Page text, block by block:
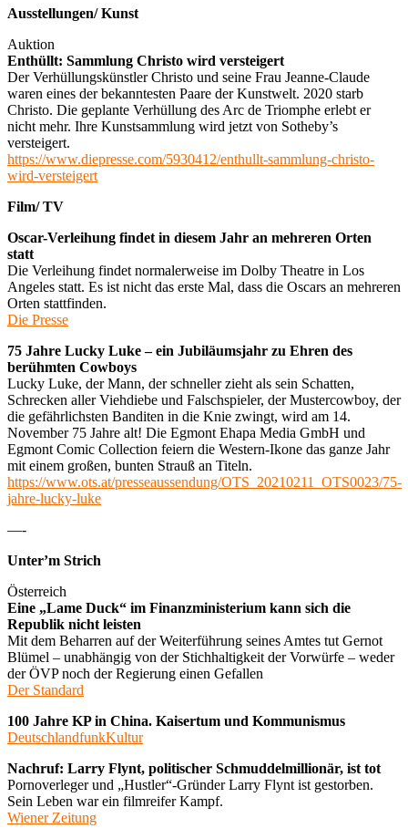
Ausstellungen/ Kunst
Auktion
Enthüllt: Sammlung Christo wird versteigert
Der Verhüllungskünstler Christo und seine Frau Jeanne-Claude
waren eines der bekanntesten Paare der Kunstwelt. 2020 starb
Christo. Die geplante Verhüllung des Arc de Triomphe erlebt er
nicht mehr. Ihre Kunstsammlung wird jetzt von Sotheby’s
versteigert.
https://www.diepresse.com/5930412/enthullt-sammlung-christo-
wird-versteigert
Film/ TV
Oscar-Verleihung findet in diesem Jahr an mehreren Orten
statt
Die Verleihung findet normalerweise im Dolby Theatre in Los
Angeles statt. Es ist nicht das erste Mal, dass die Oscars an mehreren
Orten stattfinden.
Die Presse
75 Jahre Lucky Luke – ein Jubiläumsjahr zu Ehren des
berühmten Cowboys
Lucky Luke, der Mann, der schneller zieht als sein Schatten,
Schrecken aller Viehdiebe und Falschspieler, der Mustercowboy, der
die gefährlichsten Banditen in die Knie zwingt, wird am 14.
November 75 Jahre alt! Die Egmont Ehapa Media GmbH und
Egmont Comic Collection feiern die Western-Ikone das ganze Jahr
mit einem großen, bunten Strauß an Titeln.
https://www.ots.at/presseaussendung/OTS_20210211_OTS0023/75-
jahre-lucky-luke
—-
Unter’m Strich
Österreich
Eine „Lame Duck“ im Finanzministerium kann sich die
Republik nicht leisten
Mit dem Beharren auf der Weiterführung seines Amtes tut Gernot
Blümel – unabhängig von der Stichhaltigkeit der Vorwürfe – weder
der ÖVP noch der Regierung einen Gefallen
Der Standard
100 Jahre KP in China. Kaisertum und Kommunismus
DeutschlandfunkKultur
Nachruf: Larry Flynt, politischer Schmuddelmillionär, ist tot
Pornoverleger und „Hustler“-Gründer Larry Flynt ist gestorben.
Sein Leben war ein filmreifer Kampf.
Wiener Zeitung